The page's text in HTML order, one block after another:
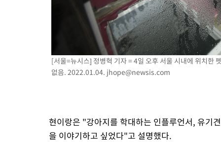
[서울=뉴시스] 정병혁 기자 = 4일 오후 서울 시내에 위치한
없음. 2022.01.04. jhope@newsis.com
현이랑은 "강아지를 학대하는 인플루언서, 유기
을 이야기하고 싶었다"고 설명했다.